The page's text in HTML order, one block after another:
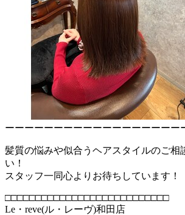
ーーーーーーーーーーーーーーーーーー
髪質の悩みや似合うヘアスタイルのご相
い！
スタッフ一同心よりお待ちしています！
□□□□□□□□□□□□□□□□□□□□□□□□□□□
Le・reve(ル・レーヴ)和田店